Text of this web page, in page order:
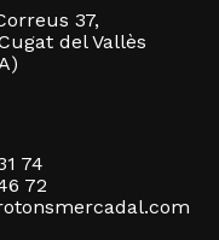
37,
del Vallès
74
72